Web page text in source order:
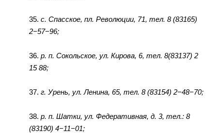
35. с. Спасское, пл. Революции, 71, тел. 8 (83165)
2−57−96;
36. р. п. Сокольское, ул. Кирова, 6, тел. 8(83137) 2
15 88;
37. г. Урень, ул. Ленина, 65, тел. 8 (83154) 2−48−70;
38. р. п. Шатки, ул. Федеративная, д. 3, тел.: 8
(83190) 4−11−01;